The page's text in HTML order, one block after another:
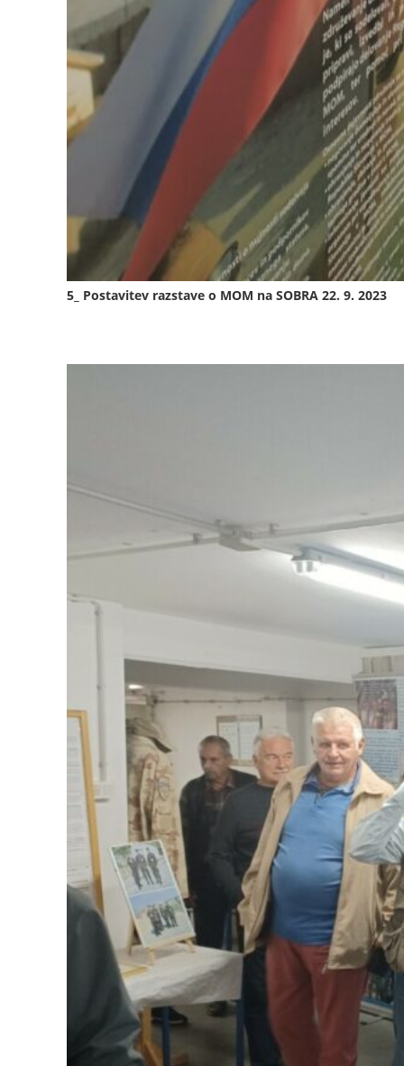
5_ Postavitev razstave o MOM na SOBRA 22. 9. 2023